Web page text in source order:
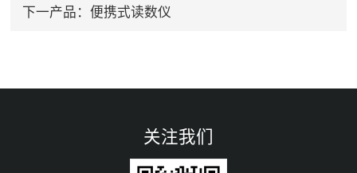
下一产品： 便携式读数仪
关注我们